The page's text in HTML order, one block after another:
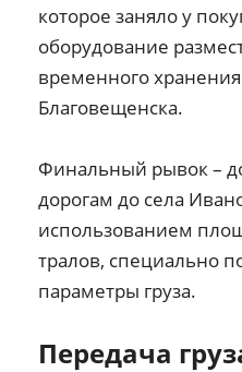
которое заняло у
оборудование
временного
Благовещенска.
Финальный рывок –
дорогам до села
использованием
тралов, специально
параметры груза.
Передача